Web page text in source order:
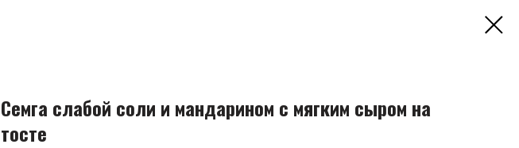
Семга слабой соли и мандарином с мягким сыром на
тосте